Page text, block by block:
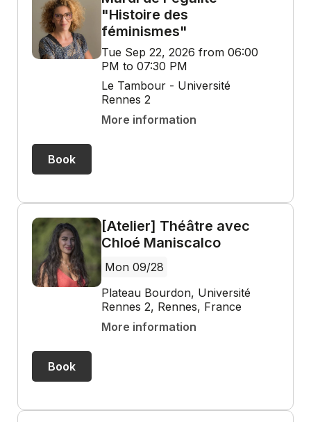
"Histoire des
féminismes"
Tue Sep 22, 2026 from 06:00
PM to 07:30 PM
Le Tambour - Université
Rennes 2
More information
Book
[Atelier] Théâtre avec
Chloé Maniscalco
Mon 09/28
Plateau Bourdon, Université
Rennes 2, Rennes, France
More information
Book